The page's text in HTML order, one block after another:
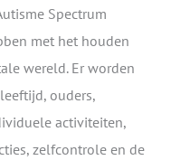
Spectrum
met het houden
wereld. Er worden
ouders,
activiteiten,
zelfcontrole en de